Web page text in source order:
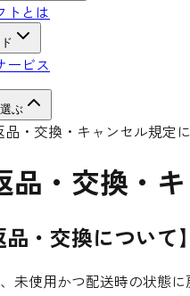
トとは
ービス
ぶ
品・交換・キャンセル規定
品・交換・
品・交換について】
未使用かつ配送時の状態